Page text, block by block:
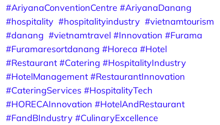
#AriyanaConventionCentre #AriyanaDanang
#hospitality #hospitalityindustry #vietnamtourism
#danang #vietnamtravel #Innovation #Furama
#Furamaresortdanang #Horeca #Hotel
#Restaurant #Catering #HospitalityIndustry
#HotelManagement #RestaurantInnovation
#CateringServices #HospitalityTech
#HORECAInnovation #HotelAndRestaurant
#FandBIndustry #CulinaryExcellence